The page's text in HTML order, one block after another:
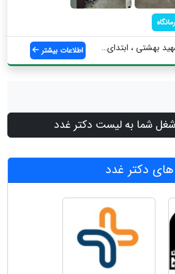
بهشتی ، ابتدای ... اطلاعات بیشتر
شما به لیست دکتر غدد
دکتر غدد